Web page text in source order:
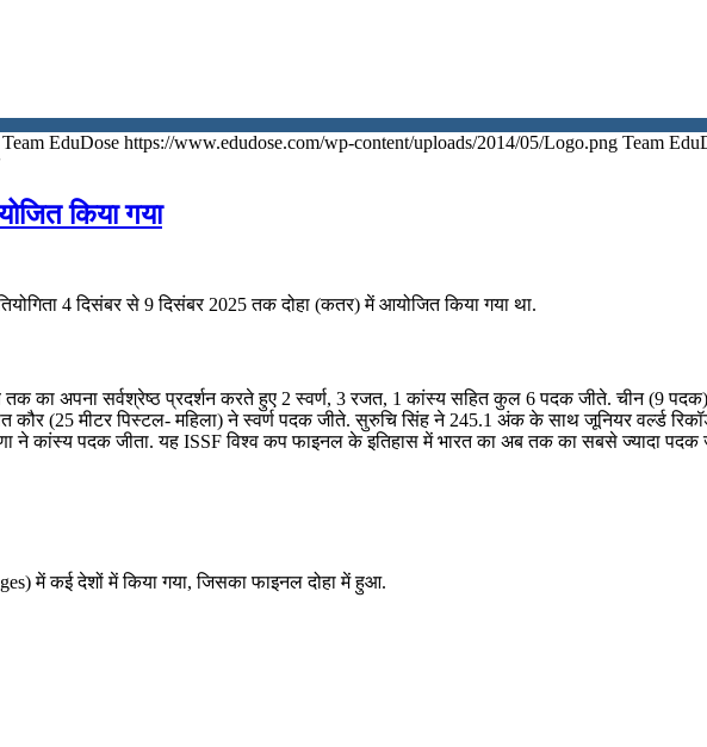
Team EduDose https://www.edudose.com/wp-content/uploads/2014/05/Logo.png Team
किया गया
4 दिसंबर से 9 दिसंबर 2025 तक दोहा (कतर) में आयोजित किया गया था.
तक का अपना सर्वश्रेष्ठ प्रदर्शन करते हुए 2 स्वर्ण, 3 रजत, 1 कांस्य सहित कुल 6 पदक जीते. चीन (9
(25 मीटर पिस्टल- महिला) ने स्वर्ण पदक जीते. सुरुचि सिंह ने 245.1 अंक के साथ जूनियर वर्ल्ड
ने कांस्‍य पदक जीता. यह ISSF विश्व कप फाइनल के इतिहास में भारत का अब तक का सबसे ज्यादा पदक
में कई देशों में किया गया, जिसका फाइनल दोहा में हुआ.